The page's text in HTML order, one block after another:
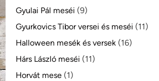
Gyulai Pál meséi (9)
Gyurkovics Tibor versei és meséi (11)
Halloween mesék és versek (16)
Hárs László meséi (11)
Horvát mese (1)